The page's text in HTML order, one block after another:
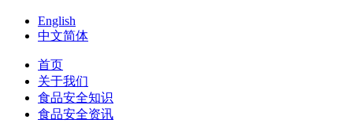
English
中文简体
首页
关于我们
食品安全知识
食品安全资讯